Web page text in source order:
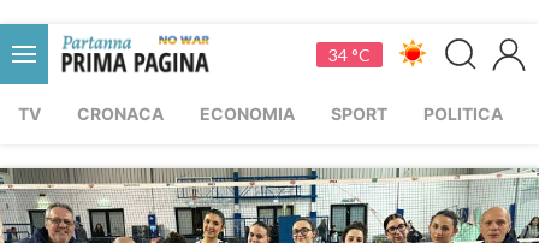
34 °C
TV CRONACA ECONOMIA SPORT POLITICA